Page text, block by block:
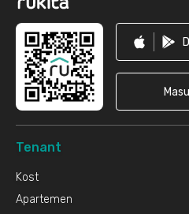
Tenant
Kost
Apartemen